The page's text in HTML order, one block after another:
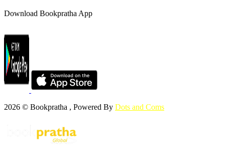
Download Bookpratha App
2026 © Bookpratha , Powered By Dots and Coms